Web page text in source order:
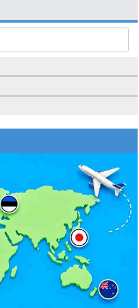
Kast espera que
de Chile
acuerdos"
deberán cumplir la
la pena en nuestro país
La ley determinará el
Toda persona,
o ejecute con
personas al territorio de
que determine la